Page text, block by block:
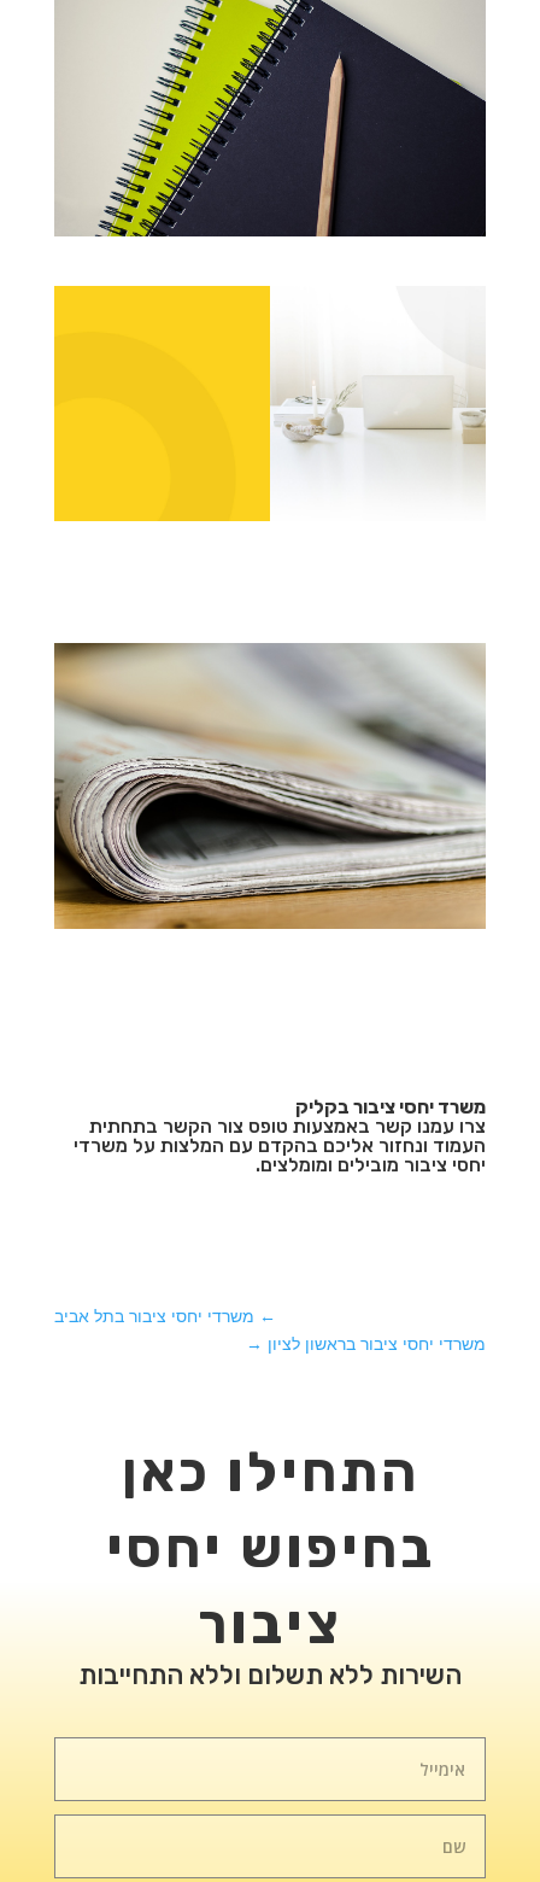
משרד יחסי ציבור בקליק
צרו עמנו קשר באמצעות טופס צור הקשר בתחתית
העמוד ונחזור אליכם בהקדם עם המלצות על משרדי
יחסי ציבור מובילים ומומלצים.
← משרדי יחסי ציבור בתל אביב
משרדי יחסי ציבור בראשון לציון →
התחילו כאן
בחיפוש יחסי
ציבור
השירות ללא תשלום וללא התחייבות